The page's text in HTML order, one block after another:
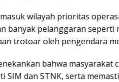
wilayah prioritas
banyak pelanggaran seperti
trotoar oleh pengendara
bahwa
SIM dan STNK, serta